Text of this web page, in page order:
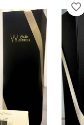
favorite_border